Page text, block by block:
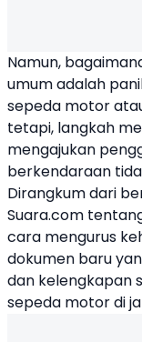
Namun,
umum adalah
sepeda motor
tetapi, langkah
mengajukan
berkendaraan
Dirangkum dari
Suara.com
cara mengurus
dokumen baru
dan kelengkapan
sepeda motor di